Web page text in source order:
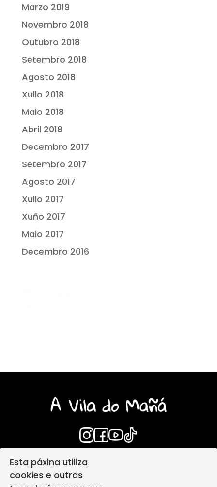
Marzo 2019
Novembro 2018
Outubro 2018
Setembro 2018
Agosto 2018
Xullo 2018
Maio 2018
Abril 2018
Decembro 2017
Setembro 2017
Agosto 2017
Xullo 2017
Xuño 2017
Maio 2017
Decembro 2016
Login
Política de privacidade
Esta páxina utiliza
cookies e outras